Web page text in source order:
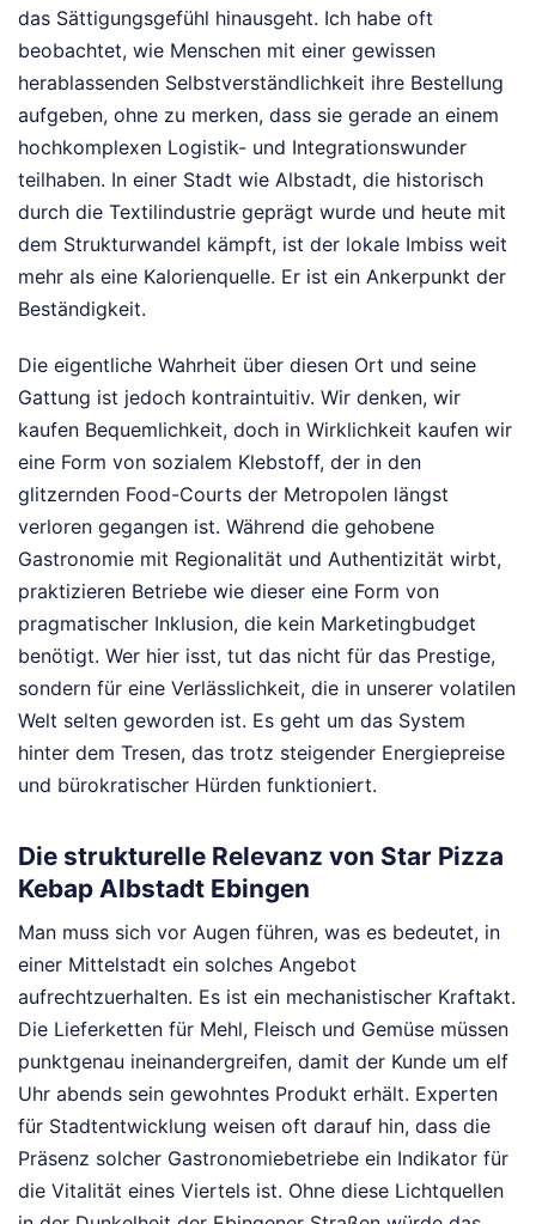
das Sättigungsgefühl hinausgeht. Ich habe oft
beobachtet, wie Menschen mit einer gewissen
herablassenden Selbstverständlichkeit ihre Bestellung
aufgeben, ohne zu merken, dass sie gerade an einem
hochkomplexen Logistik- und Integrationswunder
teilhaben. In einer Stadt wie Albstadt, die historisch
durch die Textilindustrie geprägt wurde und heute mit
dem Strukturwandel kämpft, ist der lokale Imbiss weit
mehr als eine Kalorienquelle. Er ist ein Ankerpunkt der
Beständigkeit.
Die eigentliche Wahrheit über diesen Ort und seine
Gattung ist jedoch kontraintuitiv. Wir denken, wir
kaufen Bequemlichkeit, doch in Wirklichkeit kaufen wir
eine Form von sozialem Klebstoff, der in den
glitzernden Food-Courts der Metropolen längst
verloren gegangen ist. Während die gehobene
Gastronomie mit Regionalität und Authentizität wirbt,
praktizieren Betriebe wie dieser eine Form von
pragmatischer Inklusion, die kein Marketingbudget
benötigt. Wer hier isst, tut das nicht für das Prestige,
sondern für eine Verlässlichkeit, die in unserer volatilen
Welt selten geworden ist. Es geht um das System
hinter dem Tresen, das trotz steigender Energiepreise
und bürokratischer Hürden funktioniert.
Die strukturelle Relevanz von Star Pizza
Kebap Albstadt Ebingen
Man muss sich vor Augen führen, was es bedeutet, in
einer Mittelstadt ein solches Angebot
aufrechtzuerhalten. Es ist ein mechanistischer Kraftakt.
Die Lieferketten für Mehl, Fleisch und Gemüse müssen
punktgenau ineinandergreifen, damit der Kunde um elf
Uhr abends sein gewohntes Produkt erhält. Experten
für Stadtentwicklung weisen oft darauf hin, dass die
Präsenz solcher Gastronomiebetriebe ein Indikator für
die Vitalität eines Viertels ist. Ohne diese Lichtquellen